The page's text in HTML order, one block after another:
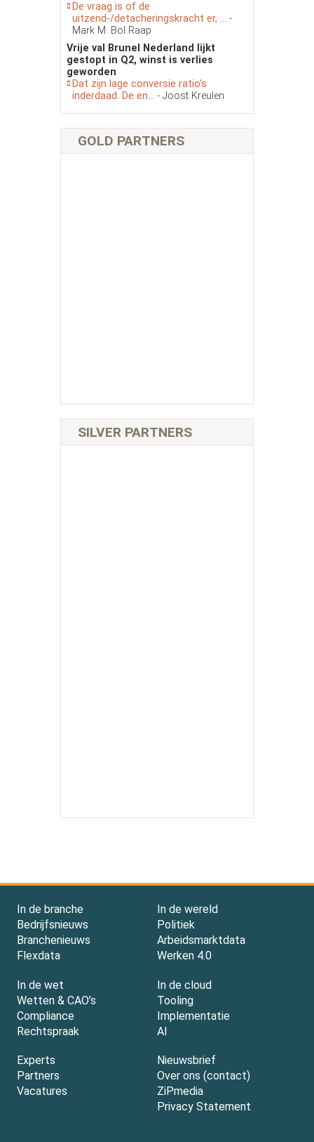
De vraag is of de
uitzend-/detacheringskracht er, ... -
Mark M. Bol Raap
Vrije val Brunel Nederland lijkt
gestopt in Q2, winst is verlies
geworden
Dat zijn lage conversie ratio’s
inderdaad. De en... - Joost Kreulen
GOLD PARTNERS
SILVER PARTNERS
In de branche
Bedrijfsnieuws
Branchenieuws
Flexdata
In de wereld
Politiek
Arbeidsmarktdata
Werken 4.0
In de wet
Wetten & CAO’s
Compliance
Rechtspraak
In de cloud
Tooling
Implementatie
AI
Experts
Partners
Vacatures
Nieuwsbrief
Over ons (contact)
ZiPmedia
Privacy Statement